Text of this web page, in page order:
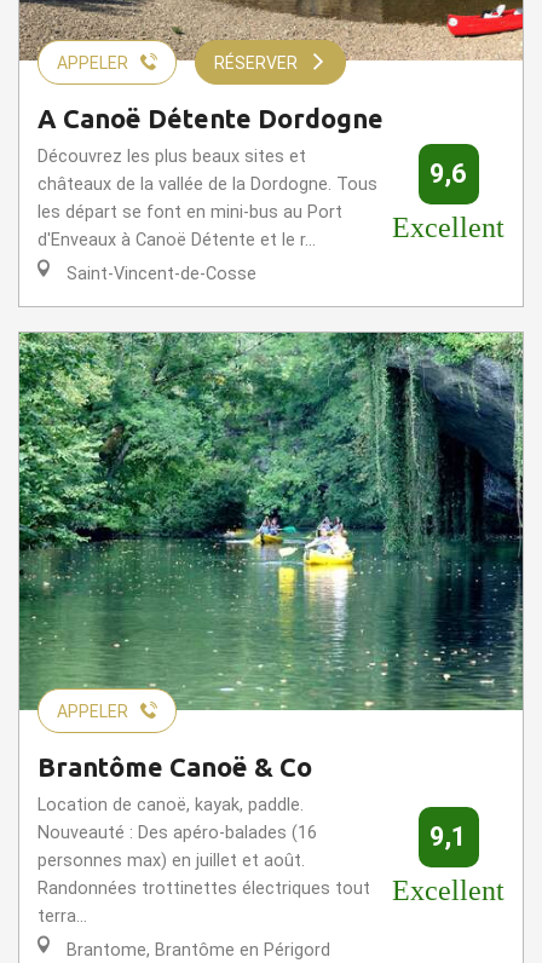
APPELER RÉSERVER
A Canoë Détente Dordogne
Découvrez les plus beaux sites et
châteaux de la vallée de la Dordogne. Tous
les départ se font en mini-bus au Port
d'Enveaux à Canoë Détente et le r...
Saint-Vincent-de-Cosse
9,6
Excellent
APPELER
Brantôme Canoë & Co
Location de canoë, kayak, paddle.
Nouveauté : Des apéro-balades (16
personnes max) en juillet et août.
Randonnées trottinettes électriques tout
terra...
Brantome, Brantôme en Périgord
9,1
Excellent